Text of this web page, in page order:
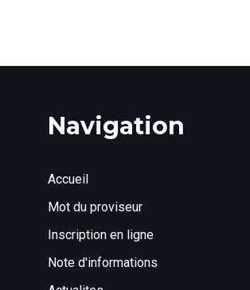
Navigation
Accueil
Mot du proviseur
Inscription en ligne
Note d'informations